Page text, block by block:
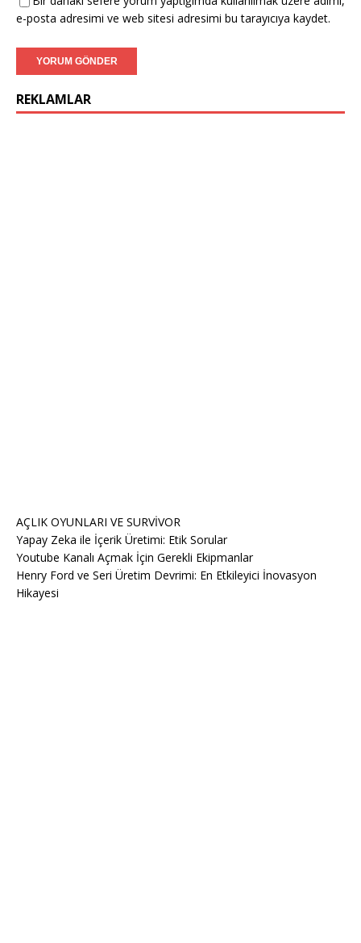
e-posta adresimi ve web sitesi adresimi bu tarayıcıya kaydet.
REKLAMLAR
AÇLIK OYUNLARI VE SURVİVOR
Yapay Zeka ile İçerik Üretimi: Etik Sorular
Youtube Kanalı Açmak İçin Gerekli Ekipmanlar
Henry Ford ve Seri Üretim Devrimi: En Etkileyici İnovasyon
Hikayesi